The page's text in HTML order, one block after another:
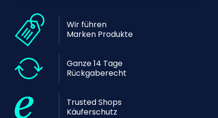
Wir führen
Marken Produkte
Ganze 14 Tage
Rückgaberecht
Trusted Shops
Käuferschutz